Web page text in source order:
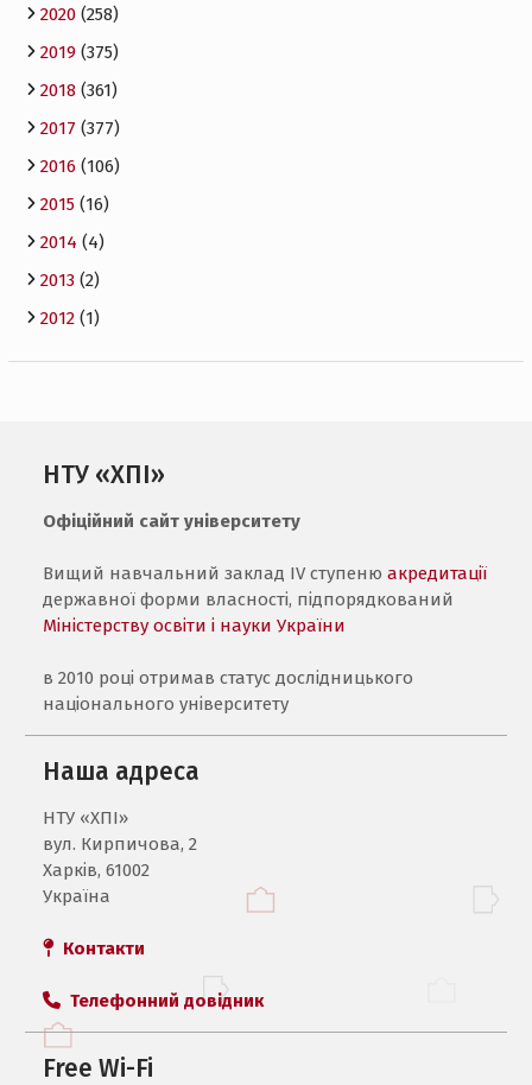
2020(258)
2019(375)
2018(361)
2017 (377)
2016(106)
2015(16)
2014 (4)
2013(2)
2012(1)
НТУ «ХПІ»
Офіційний сайт університету
Вищий навчальний заклад IV ступенюакредитації
державної форми власності, підпорядкований
Міністерству освіти і науки України
в 2010 році отримав статус дослідницького
національного університету
Наша адреса
НТУ «ХПI»
вул. Кирпичова, 2
Харків, 61002
Україна
Контакти
Телефонний довідник
Free Wi-Fi